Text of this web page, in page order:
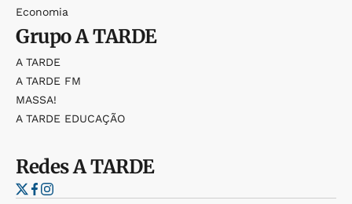
Economia
GrupoA TARDE
A TARDE
A TARDE FM
MASSA!
A TARDE EDUCAÇÃO
RedesA TARDE